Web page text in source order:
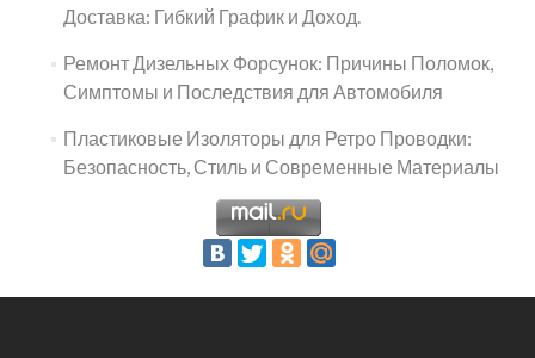
Доставка: Гибкий График и Доход.
Ремонт Дизельных Форсунок: Причины Поломок,
Симптомы и Последствия для Автомобиля
Пластиковые Изоляторы для Ретро Проводки:
Безопасность, Стиль и Современные Материалы